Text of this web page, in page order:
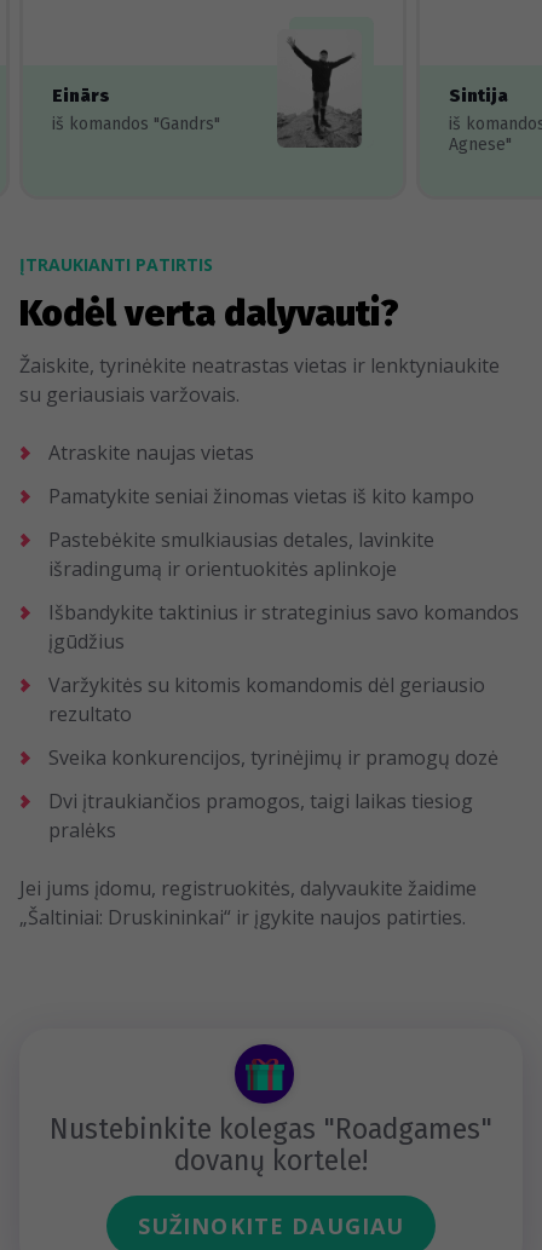
Einārs
iš komandos "Gandrs"
Sintija
iš
Agnese"
ĮTRAUKIANTI PATIRTIS
Kodėl verta dalyvauti?
Žaiskite, tyrinėkite neatrastas vietas ir lenktyniaukite
su geriausiais varžovais.
Atraskite naujas vietas
Pamatykite seniai žinomas vietas iš kito kampo
Pastebėkite smulkiausias detales, lavinkite
išradingumą ir orientuokitės aplinkoje
Išbandykite taktinius ir strateginius savo komandos
įgūdžius
Varžykitės su kitomis komandomis dėl geriausio
rezultato
Sveika konkurencijos, tyrinėjimų ir pramogų dozė
Dvi įtraukiančios pramogos, taigi laikas tiesiog
pralėks
Jei jums įdomu, registruokitės, dalyvaukite žaidime
„Šaltiniai: Druskininkai“ ir įgykite naujos patirties.
Nustebinkite kolegas "Roadgames"
dovanų kortele!
SUŽINOKITE DAUGIAU